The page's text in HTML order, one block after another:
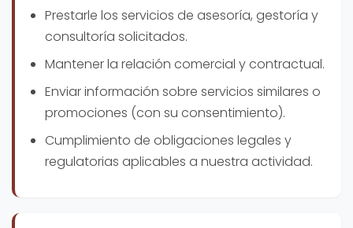
Prestarle los servicios de asesoría, gestoría y
consultoría solicitados.
Mantener la relación comercial y contractual.
Enviar información sobre servicios similares o
promociones (con su consentimiento).
Cumplimiento de obligaciones legales y
regulatorias aplicables a nuestra actividad.